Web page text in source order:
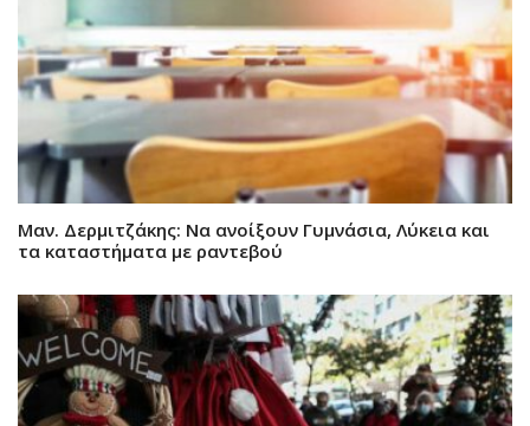
Μαν. Δερμιτζάκης: Να ανοίξουν Γυμνάσια, Λύκεια και
τα καταστήματα με ραντεβού